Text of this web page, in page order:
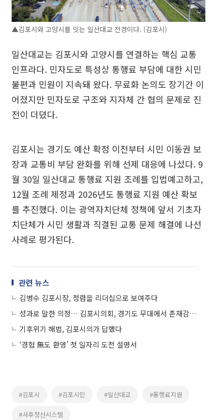
▲김포시와 고양시를 잇는 일산대교 전경이다. (김포시)
일산대교는 김포시와 고양시를 연결하는 핵심 교통
인프라다. 민자도로 특성상 통행료 부담에 대한 시민
불편과 민원이 지속돼 왔다. 무료화 논의도 장기간 이
어졌지만 민자도로 구조와 지자체 간 협의 문제로 진
전이 더뎠다.
김포시는 경기도 예산 확정 이전부터 시민 이동권 보
장과 교통비 부담 완화를 위해 선제 대응에 나섰다. 9
월 30일 일산대교 통행료 지원 조례를 입법예고하고,
12월 조례 제정과 2026년도 통행료 지원 예산 확보
를 추진했다. 이는 광역자치단체 정책에 앞서 기초자
치단체가 시민 생활과 직결된 교통 문제 해결에 나선
사례로 평가된다.
관련 뉴스
김병수 김포시장, 청렴을 리더십으로 보여주다
성과로 말한 의정… 김포시의회, 경기도 무대에서 존재감 증명
기후위기 해법, 김포시의가 답했다
‘경험 無도 환영’ 첫 일자리 도전 설명서
#김포시 #김포시민 #일산대교 #통행료지원
#사후정산시스템